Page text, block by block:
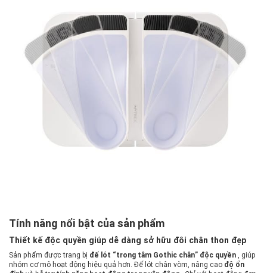
Tính năng nổi bật của sản phẩm
Thiết kế độc quyền giúp dễ dàng sở hữu đôi chân thon đẹp
Sản phẩm được trang bị đế lót “trong tâm Gothic chân” độc quyền , giúp
nhóm cơ mô hoạt động hiệu quả hơn. Đế lót chân vòm, nâng cao độ ổn